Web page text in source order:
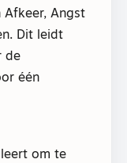
Afkeer, Angst
Dit leidt
de
één
om te